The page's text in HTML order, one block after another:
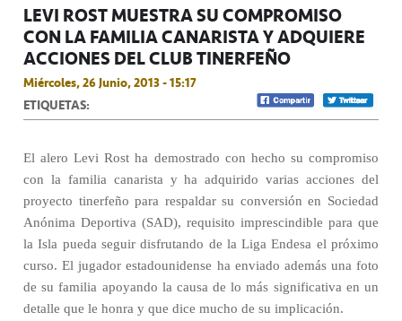
LEVI ROST MUESTRA SU COMPROMISO
CON LA FAMILIA CANARISTA Y ADQUIERE
ACCIONES DEL CLUB TINERFEÑO
Miércoles, 26 Junio, 2013 - 15:17
ETIQUETAS:
El alero Levi Rost ha demostrado con hecho su compromiso
con la familia canarista y ha adquirido varias acciones del
proyecto tinerfeño para respaldar su conversión en Sociedad
Anónima Deportiva (SAD), requisito imprescindible para que
la Isla pueda seguir disfrutando de la Liga Endesa el próximo
curso. El jugador estadounidense ha enviado además una foto
de su familia apoyando la causa de lo más significativa en un
detalle que le honra y que dice mucho de su implicación.